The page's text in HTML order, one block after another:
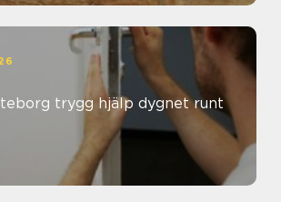
Låsjour göteborg trygg hjälp dygnet runt